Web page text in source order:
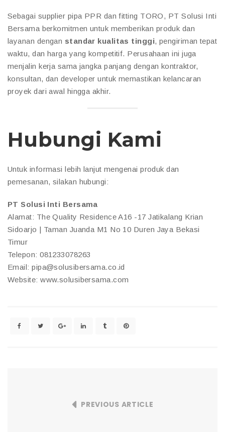
Sebagai supplier pipa PPR dan fitting TORO, PT Solusi Inti
Bersama berkomitmen untuk memberikan produk dan
layanan dengan standar kualitas tinggi, pengiriman tepat
waktu, dan harga yang kompetitif. Perusahaan ini juga
menjalin kerja sama jangka panjang dengan kontraktor,
konsultan, dan developer untuk memastikan kelancaran
proyek dari awal hingga akhir.
Hubungi Kami
Untuk informasi lebih lanjut mengenai produk dan
pemesanan, silakan hubungi:
PT Solusi Inti Bersama
Alamat: The Quality Residence A16 -17 Jatikalang Krian
Sidoarjo | Taman Juanda M1 No 10 Duren Jaya Bekasi
Timur
Telepon: 081233078263
Email: pipa@solusibersama.co.id
Website: www.solusibersama.com
PREVIOUS ARTICLE